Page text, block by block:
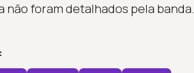
não foram detalhados pela banda.